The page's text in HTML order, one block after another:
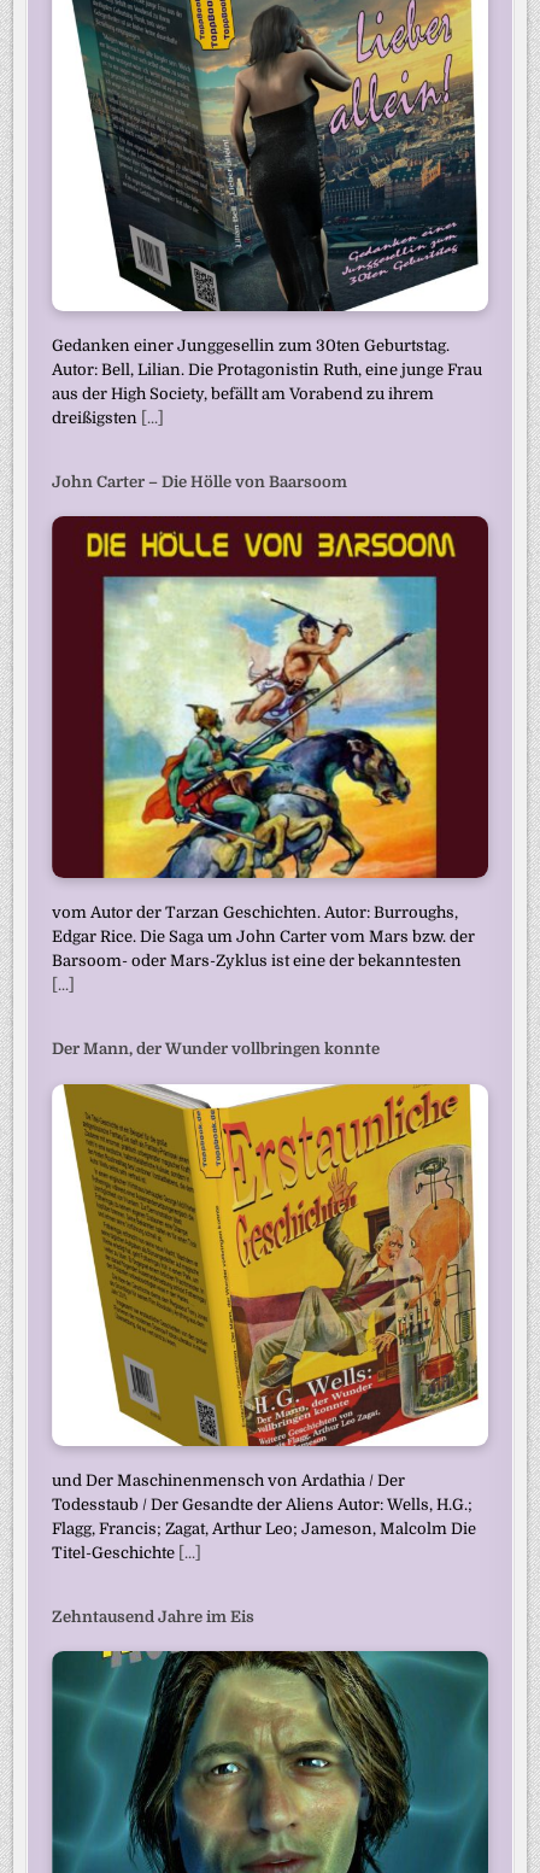
Gedanken einer Junggesellin zum 30ten Geburtstag.
Autor: Bell, Lilian. Die Protagonistin Ruth, eine junge Frau
aus der High Society, befällt am Vorabend zu ihrem
dreißigsten
[...]
John Carter – Die Hölle von Baarsoom
vom Autor der Tarzan Geschichten. Autor: Burroughs,
Edgar Rice. Die Saga um John Carter vom Mars bzw. der
Barsoom- oder Mars-Zyklus ist eine der bekanntesten
[...]
Der Mann, der Wunder vollbringen konnte
und Der Maschinenmensch von Ardathia / Der
Todesstaub / Der Gesandte der Aliens Autor: Wells, H.G.;
Flagg, Francis; Zagat, Arthur Leo; Jameson, Malcolm Die
Titel-Geschichte [...]
Zehntausend Jahre im Eis